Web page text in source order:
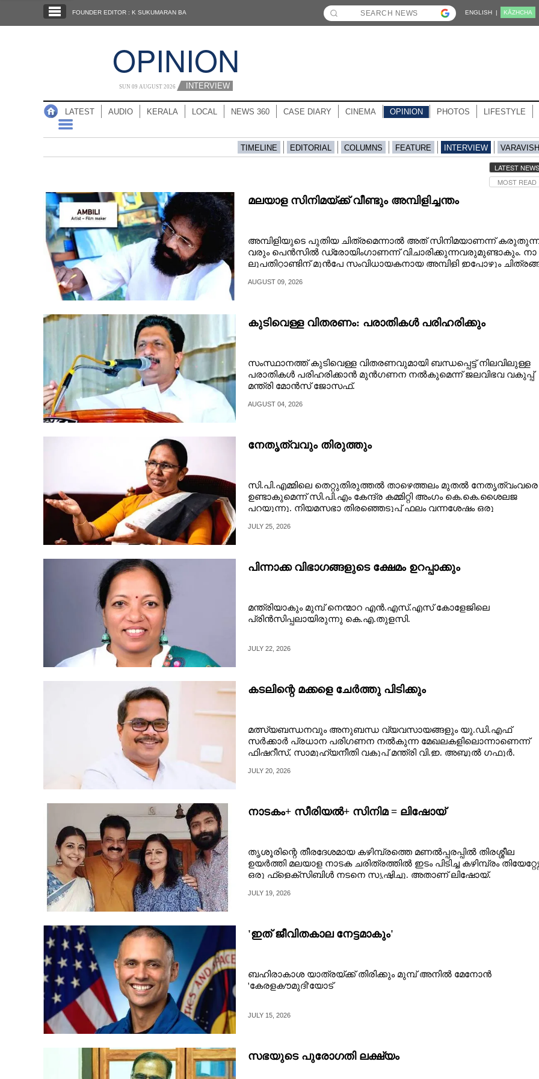
KERALA
NEWS 360
CASE DIARY
OPINION
LIFESTYLE
SPIRITUAL
CARTOONS
CONTACT US
FOUNDER EDITOR : K SUKUMARAN BA ENGLISH | KĀZHCHA
OPINION
SUN 09 AUGUST 2026 INTERVIEW
LATEST AUDIO KERALA LOCAL NEWS 360 CASE DIARY CINEMA OPINION PHOTOS LIFESTYLE
TIMELINE EDITORIAL COLUMNS FEATURE INTERVIEW
LATEST NEWS
MOST READ
മലയാള സിനിമയ്ക്ക് വീണ്ടും അമ്പിളിച്ചന്തം
അ​മ്പി​ളി​യു​ടെ​ ​പു​തി​യ​ ​ചി​ത്ര​മെ​ന്നാ​ൽ​ ​അ​ത് ​സി​നി​മ​യാ​ണ​ന്ന്
വ​രും​ ​പെ​ൻ​സി​ൽ​ ​ഡ്രോ​യിം​ഗാ​ണ​ന്ന് ​വി​ചാ​രി​ക്കു​ന്ന​വ​രു​മു​ണ്ടാ​കും.​ ​നാ​
ലു​പ​തി​റ്റാ​ണ്ടി​ന് ​മു​ൻ​പേ​ ​സം​വി​ധാ​യ​ക​നാ​യ​ ​അ​മ്പി​ളി​ ​ഇ​പ്പോ​ഴും​
AUGUST 09, 2026
കുടിവെള്ള വിതരണം: പരാതികൾ പരിഹരിക്കും
സംസ്ഥാനത്ത് കുടിവെള്ള വിതരണവുമായി ബന്ധപ്പെട്ട് നിലവിലുള്ള
പരാതികൾ പരിഹരിക്കാൻ മുൻഗണന നൽകുമെന്ന് ജലവിഭവ വകുപ്പ്
മന്ത്രി മോൻസ് ജോസഫ്.
AUGUST 04, 2026
നേതൃത്വവും തിരുത്തും
സി.പി.എമ്മിലെ തെറ്റുതിരുത്തൽ താഴെത്തലം മുതൽ നേതൃത്വംവരെ
ഉണ്ടാകുമെന്ന് സി.പി.എം കേന്ദ്ര കമ്മിറ്റി അംഗം കെ.കെ.ശൈലജ
പറയുന്നു. നിയമസഭാ തിരഞ്ഞെടുപ്പ് ഫലം വന്നശേഷം ഒരു
കേരളകൗമുദിയോടു സംസാരിച്ചതിന്റെ പ്രസക്ത ഭാഗങ്ങൾ:
JULY 25, 2026
പിന്നാക്ക വിഭാഗങ്ങളുടെ ക്ഷേമം ഉറപ്പാക്കും
മന്ത്രിയാകും മുമ്പ് നെന്മാറ എൻ.എസ്.എസ് കോളേജിലെ
പ്രിൻസിപ്പലായിരുന്നു കെ.എ.തുളസി.
JULY 22, 2026
കടലിന്റെ മക്കളെ ചേർത്തു പിടിക്കും
മത്സ്യബന്ധനവും അനുബന്ധ വ്യവസായങ്ങളും യു.ഡി.എഫ്
സർക്കാർ പ്രധാന പരിഗണന നൽകുന്ന മേഖലകളിലൊന്നാണെന്ന്
ഫിഷറീസ്, സാമൂഹ്യനീതി വകുപ്പ് മന്ത്രി വി.ഇ. അബ്ദുൽ ഗഫൂർ.
JULY 20, 2026
നാടകം+ സീരിയൽ+ സിനിമ = ലിഷോയ്
തൃശൂരിന്റെ തീരദേശമായ കഴിമ്പ്രത്തെ മണൽപ്പരപ്പിൽ തിരശ്ശീല
ഉയർത്തി മലയാള നാടക ചരിത്രത്തിൽ ഇടം പിടിച്ച കഴിമ്പ്രം
ഒരു ഫ്‌ളെക്സിബിൾ നടനെ സൃഷ്ടിച്ചു. അതാണ് ലിഷോയ്.
JULY 19, 2026
'ഇത് ജീവിതകാല നേട്ടമാകും'
ബഹിരാകാശ യാത്രയ്ക്ക് തിരിക്കും മുമ്പ് അനിൽ മേനോൻ
'കേരളകൗമുദി'യോട്
JULY 15, 2026
സഭയുടെ പുരോഗതി ലക്ഷ്യം